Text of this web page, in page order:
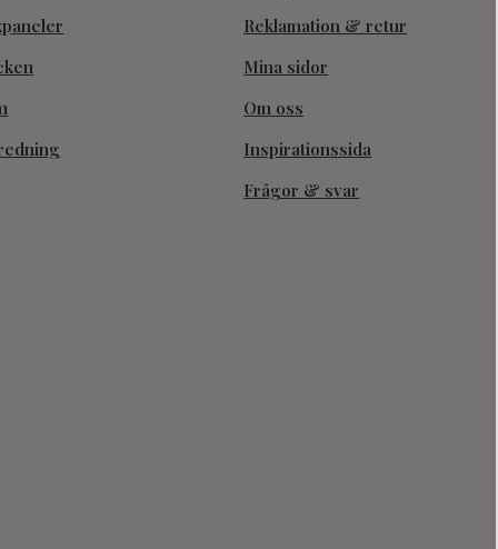
Reklamation & retur
Mina sidor
Om oss
Inspirationssida
Frågor & svar